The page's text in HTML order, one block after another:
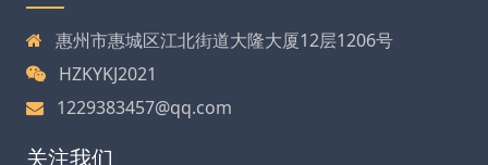
惠州市惠城区江北街道大隆大厦12层1206号
HZKYKJ2021
1229383457@qq.com
关注我们